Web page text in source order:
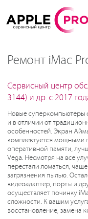
Ремонт iMac
Сервисный центр
3144) и др. с 2017
Новые суперкомпьютеры
и в отличии от
особенностей. Экран
комплектуется мощными
оперативной памяти,
Vega. Несмотря на все
перестали ломаться,
загрязнения пылью.
видеоадаптер, порты и
осуществляет починку
сложности. К вашим
восстановление, замена